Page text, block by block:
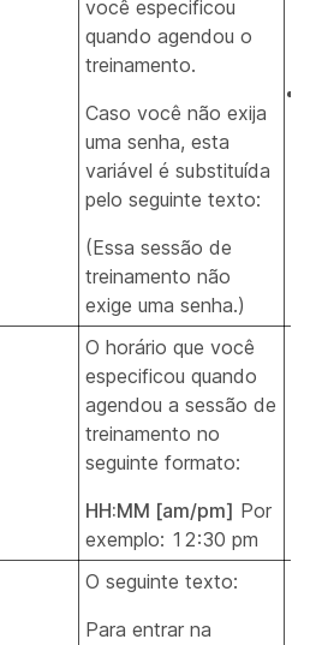
você especificou
quando agendou o
treinamento.
Caso você não exija
uma senha, esta
variável é substituída
pelo seguinte texto:
(Essa sessão de
treinamento não
exige uma senha.)
O horário que você
especificou quando
agendou a sessão de
treinamento no
seguinte formato:
HH:MM [am/pm] Por
exemplo: 12:30 pm
O seguinte texto:
Para entrar na